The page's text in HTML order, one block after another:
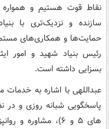
نقاط قوت هستیم و همواره
سازنده و نزدیک‌تری با
حمایت‌ها و همکاری‌های
رئیس بنیاد شهید و امور
بسزایی داشته است.
عبداللهی با اشاره به خدمات
های ۵ و ۶)، مشاوره